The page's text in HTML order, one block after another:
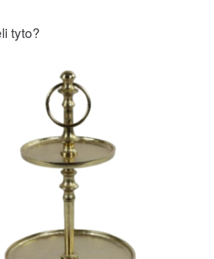
tyto?